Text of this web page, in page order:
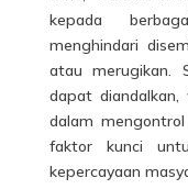
kepada
menghindari
atau merugikan.
dapat
dalam
faktor kunci
kepercayaan